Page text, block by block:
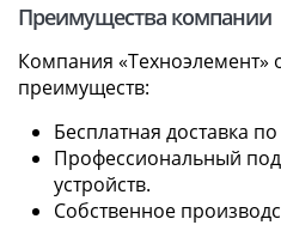
Преимущества компании
Компания «Техноэлемент»
преимуществ:
Бесплатная доставка
Профессиональный
устройств.
Собственное